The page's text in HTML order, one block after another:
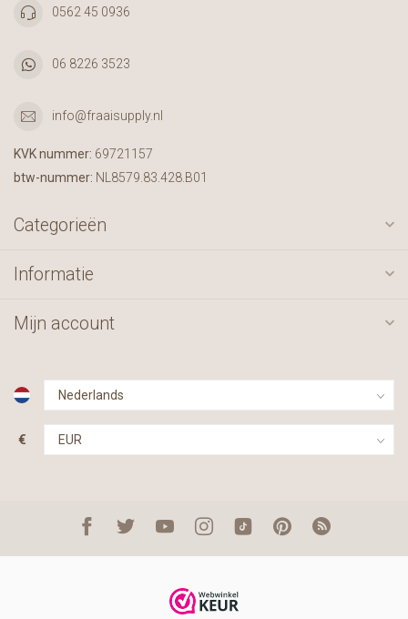
0562 45 0936
06 8226 3523
info@fraaisupply.nl
KVK nummer: 69721157
btw-nummer: NL8579.83.428.B01
Categorieën
Informatie
Mijn account
€